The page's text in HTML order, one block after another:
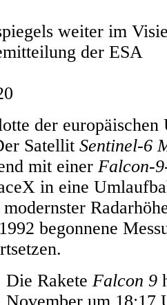
weiter im
der ESA
der
Satellit Sentinel-6
mit einer Falcon-9
in eine
begonnene
Die Rakete Falcon 9